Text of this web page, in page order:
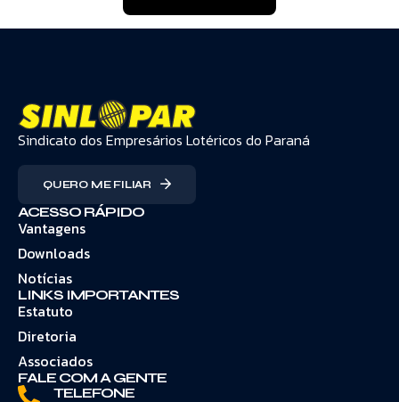
Sindicato dos Empresários Lotéricos do Paraná
QUERO ME FILIAR
ACESSO RÁPIDO
Vantagens
Downloads
Notícias
LINKS IMPORTANTES
Estatuto
Diretoria
Associados
FALE COM A GENTE
TELEFONE